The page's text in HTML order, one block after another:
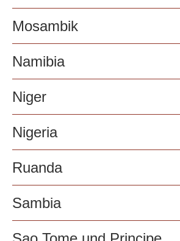
Mosambik
Namibia
Niger
Nigeria
Ruanda
Sambia